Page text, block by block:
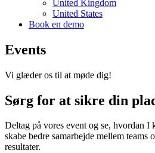
United Kingdom
United States
Book en demo
Events
Vi glæder os til at møde dig!
Sørg for at sikre din
Deltag på vores event og se, hvordan I
skabe bedre samarbejde mellem teams
resultater.